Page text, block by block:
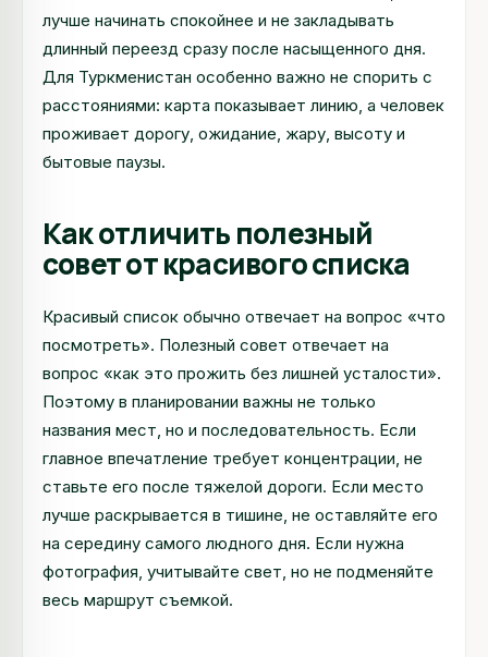
лучше начинать спокойнее и не закладывать
длинный переезд сразу после насыщенного дня.
Для Туркменистан особенно важно не спорить с
расстояниями: карта показывает линию, а человек
проживает дорогу, ожидание, жару, высоту и
бытовые паузы.
Как отличить полезный
совет от красивого списка
Красивый список обычно отвечает на вопрос «что
посмотреть». Полезный совет отвечает на
вопрос «как это прожить без лишней усталости».
Поэтому в планировании важны не только
названия мест, но и последовательность. Если
главное впечатление требует концентрации, не
ставьте его после тяжелой дороги. Если место
лучше раскрывается в тишине, не оставляйте его
на середину самого людного дня. Если нужна
фотография, учитывайте свет, но не подменяйте
весь маршрут съемкой.